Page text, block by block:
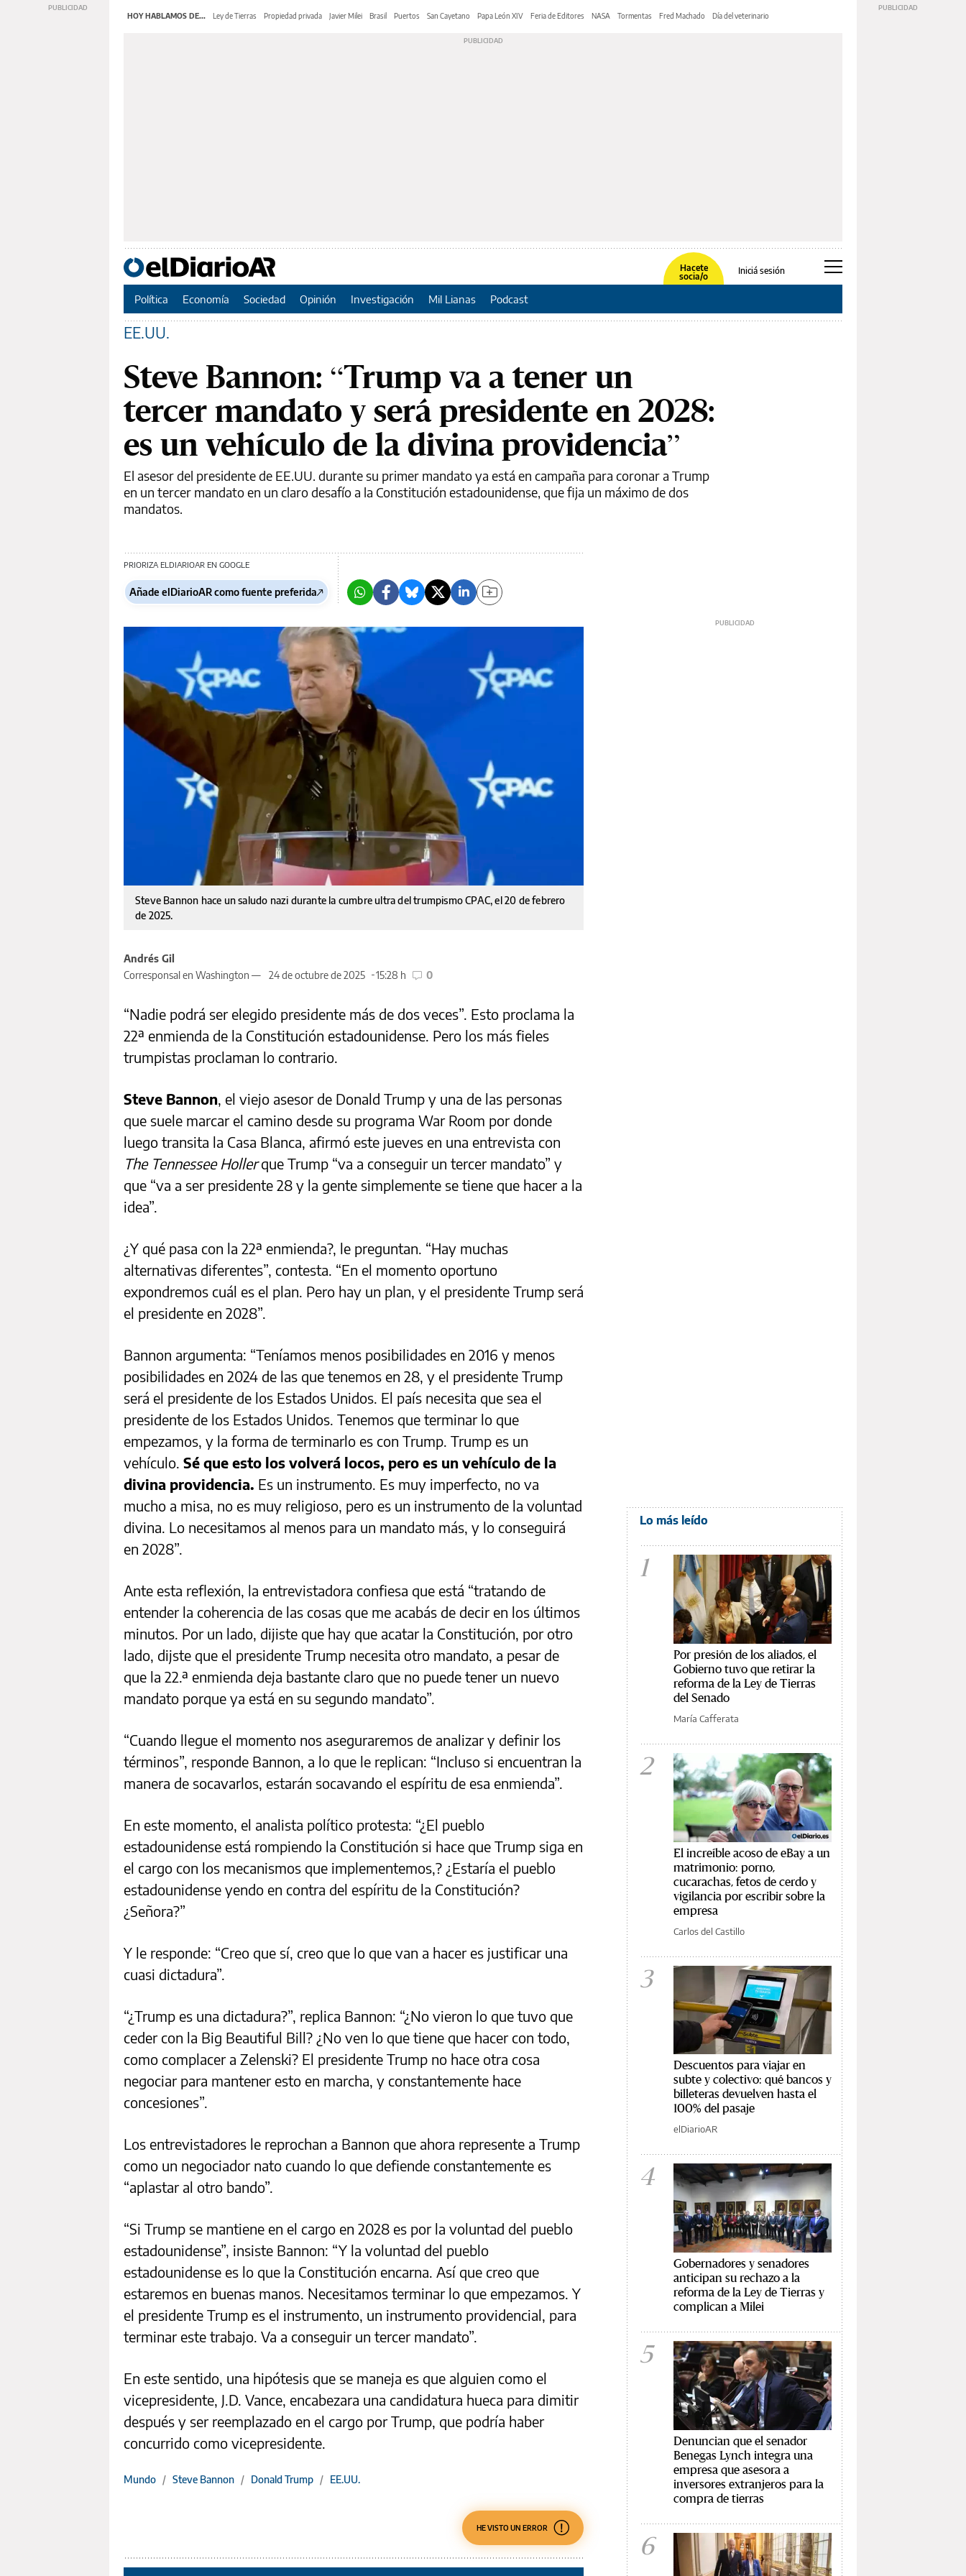
HOY HABLAMOS DE... Ley de Tierras Propiedad privada Javier Milei Brasil Puertos San Cayetano Papa León XIV Feria de Editores NASA Tormentas Fred Machado Día del veterinario
Hacete
socia/o
Iniciá sesión
Política Economía Sociedad Opinión Investigación Mil Lianas Podcast
EE.UU.
Steve Bannon: “Trump va a tener un
tercer mandato y será presidente en 2028:
es un vehículo de la divina providencia”
El asesor del presidente de EE.UU. durante su primer mandato ya está en campaña para coronar a Trump
en un tercer mandato en un claro desafío a la Constitución estadounidense, que fija un máximo de dos
mandatos.
PRIORIZA ELDIARIOAR EN GOOGLE
Añade elDiarioAR como fuente preferida
Steve Bannon hace un saludo nazi durante la cumbre ultra del trumpismo CPAC, el 20 de febrero
de 2025.
Andrés Gil
Corresponsal en Washington —
24 de octubre de 2025 15:28 h 0
“Nadie podrá ser elegido presidente más de dos veces”. Esto proclama la
22ª enmienda de la Constitución estadounidense. Pero los más fieles
trumpistas proclaman lo contrario.
Steve Bannon, el viejo asesor de Donald Trump y una de las personas
que suele marcar el camino desde su programa War Room por donde
luego transita la Casa Blanca, afirmó este jueves en una entrevista con
The Tennessee Hollerque Trump “va a conseguir un tercer mandato” y
que “va a ser presidente 28 y la gente simplemente se tiene que hacer a la
idea”.
¿Y qué pasa con la 22ª enmienda?, le preguntan. “Hay muchas
alternativas diferentes”, contesta. “En el momento oportuno
expondremos cuál es el plan. Pero hay un plan, y el presidente Trump será
el presidente en 2028”.
Bannon argumenta: “Teníamos menos posibilidades en 2016 y menos
posibilidades en 2024 de las que tenemos en 28, y el presidente Trump
será el presidente de los Estados Unidos. El país necesita que sea el
presidente de los Estados Unidos. Tenemos que terminar lo que
empezamos, y la forma de terminarlo es con Trump. Trump es un
vehículo. Sé que esto los volverá locos, pero es un vehículo de la
divina providencia. Es un instrumento. Es muy imperfecto, no va
mucho a misa, no es muy religioso, pero es un instrumento de la voluntad
divina. Lo necesitamos al menos para un mandato más, y lo conseguirá
en 2028”.
Ante esta reflexión, la entrevistadora confiesa que está “tratando de
entender la coherencia de las cosas que me acabás de decir en los últimos
minutos. Por un lado, dijiste que hay que acatar la Constitución, por otro
lado, dijste que el presidente Trump necesita otro mandato, a pesar de
que la 22.ª enmienda deja bastante claro que no puede tener un nuevo
mandato porque ya está en su segundo mandato”.
“Cuando llegue el momento nos aseguraremos de analizar y definir los
términos”, responde Bannon, a lo que le replican: “Incluso si encuentran la
manera de socavarlos, estarán socavando el espíritu de esa enmienda”.
En este momento, el analista político protesta: “¿El pueblo
estadounidense está rompiendo la Constitución si hace que Trump siga en
el cargo con los mecanismos que implementemos,? ¿Estaría el pueblo
estadounidense yendo en contra del espíritu de la Constitución?
¿Señora?”
Y le responde: “Creo que sí, creo que lo que van a hacer es justificar una
cuasi dictadura”.
“¿Trump es una dictadura?”, replica Bannon: “¿No vieron lo que tuvo que
ceder con la Big Beautiful Bill? ¿No ven lo que tiene que hacer con todo,
como complacer a Zelenski? El presidente Trump no hace otra cosa
negociar para mantener esto en marcha, y constantemente hace
concesiones”.
Los entrevistadores le reprochan a Bannon que ahora represente a Trump
como un negociador nato cuando lo que defiende constantemente es
“aplastar al otro bando”.
“Si Trump se mantiene en el cargo en 2028 es por la voluntad del pueblo
estadounidense”, insiste Bannon: “Y la voluntad del pueblo
estadounidense es lo que la Constitución encarna. Así que creo que
estaremos en buenas manos. Necesitamos terminar lo que empezamos. Y
el presidente Trump es el instrumento, un instrumento providencial, para
terminar este trabajo. Va a conseguir un tercer mandato”.
En este sentido, una hipótesis que se maneja es que alguien como el
vicepresidente, J.D. Vance, encabezara una candidatura hueca para dimitir
después y ser reemplazado en el cargo por Trump, que podría haber
concurrido como vicepresidente.
Mundo / Steve Bannon / Donald Trump / EE.UU.
HE VISTO UN ERROR
Lo más leído
1
Por presión de los aliados, el
Gobierno tuvo que retirar la
reforma de la Ley de Tierras
del Senado
María Cafferata
2
El increíble acoso de eBay a un
matrimonio: porno,
cucarachas, fetos de cerdo y
vigilancia por escribir sobre la
empresa
Carlos del Castillo
3
Descuentos para viajar en
subte y colectivo: qué bancos y
billeteras devuelven hasta el
100% del pasaje
elDiarioAR
4
Gobernadores y senadores
anticipan su rechazo a la
reforma de la Ley de Tierras y
complican a Milei
5
Denuncian que el senador
Benegas Lynch integra una
empresa que asesora a
inversores extranjeros para la
compra de tierras
6